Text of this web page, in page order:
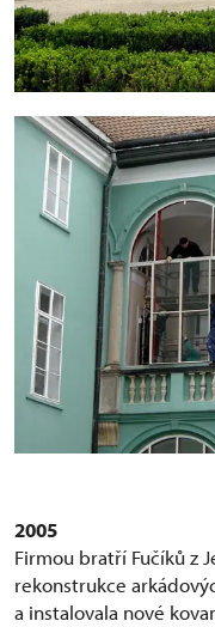
2005
Firmou bratří Fučíků z
rekonstrukce
a instalovala nové